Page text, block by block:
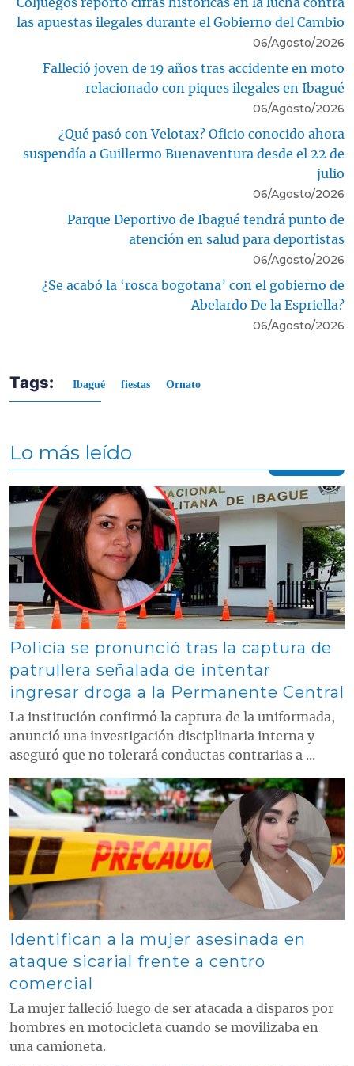
Coljuegos reportó cifras históricas en la lucha contra
las apuestas ilegales durante el Gobierno del Cambio
06/Agosto/2026
Falleció joven de 19 años tras accidente en moto
relacionado con piques ilegales en Ibagué
06/Agosto/2026
¿Qué pasó con Velotax? Oficio conocido ahora
suspendía a Guillermo Buenaventura desde el 22 de
julio
06/Agosto/2026
Parque Deportivo de Ibagué tendrá punto de
atención en salud para deportistas
06/Agosto/2026
¿Se acabó la ‘rosca bogotana’ con el gobierno de
Abelardo De la Espriella?
06/Agosto/2026
Tags: Ibagué fiestas Ornato
Lo más leído
Contenido multimedia principal
Policía se pronunció tras la captura de
patrullera señalada de intentar
ingresar droga a la Permanente Central
La institución confirmó la captura de la uniformada,
anunció una investigación disciplinaria interna y
aseguró que no tolerará conductas contrarias a ...
Contenido multimedia principal
Identifican a la mujer asesinada en
ataque sicarial frente a centro
comercial
La mujer falleció luego de ser atacada a disparos por
hombres en motocicleta cuando se movilizaba en
una camioneta.